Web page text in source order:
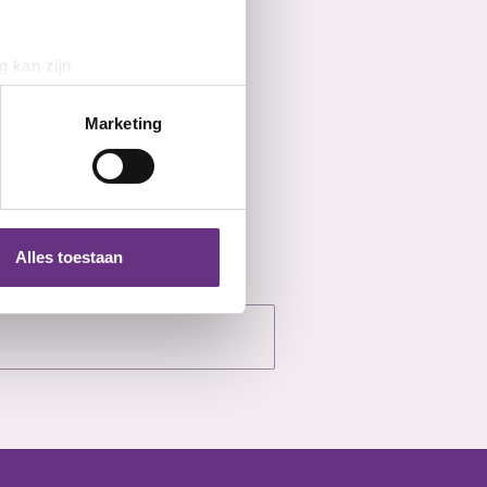
kan zijn
detailgedeeltein. U kunt uw
partners voor social
die u aan ze heeft
Marketing
Alles toestaan